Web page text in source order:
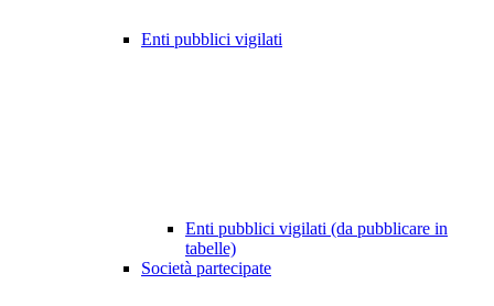
Enti pubblici vigilati
Enti pubblici vigilati (da pubblicare in
tabelle)
Società partecipate